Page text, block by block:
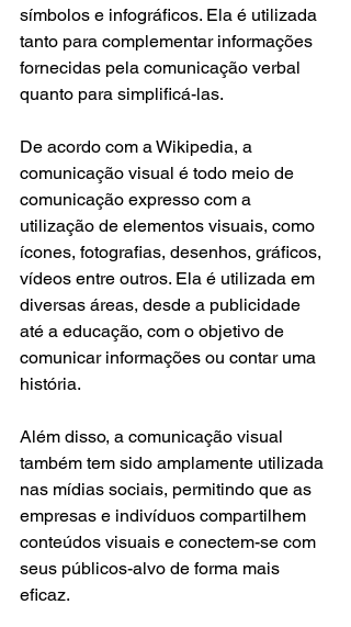
símbolos e infográficos. Ela é utilizada
tanto para complementar informações
fornecidas pela comunicação verbal
quanto para simplificá-las.
De acordo com a Wikipedia, a
comunicação visual é todo meio de
comunicação expresso com a
utilização de elementos visuais, como
ícones, fotografias, desenhos, gráficos,
vídeos entre outros. Ela é utilizada em
diversas áreas, desde a publicidade
até a educação, com o objetivo de
comunicar informações ou contar uma
história.
Além disso, a comunicação visual
também tem sido amplamente utilizada
nas mídias sociais, permitindo que as
empresas e indivíduos compartilhem
conteúdos visuais e conectem-se com
seus públicos-alvo de forma mais
eficaz.